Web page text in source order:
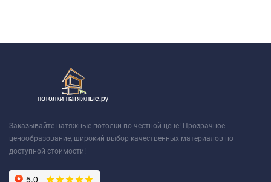
Заказывайте натяжные потолки по честной цене! Прозрачное
ценообразование, широкий выбор качественных материалов по
доступной стоимости!